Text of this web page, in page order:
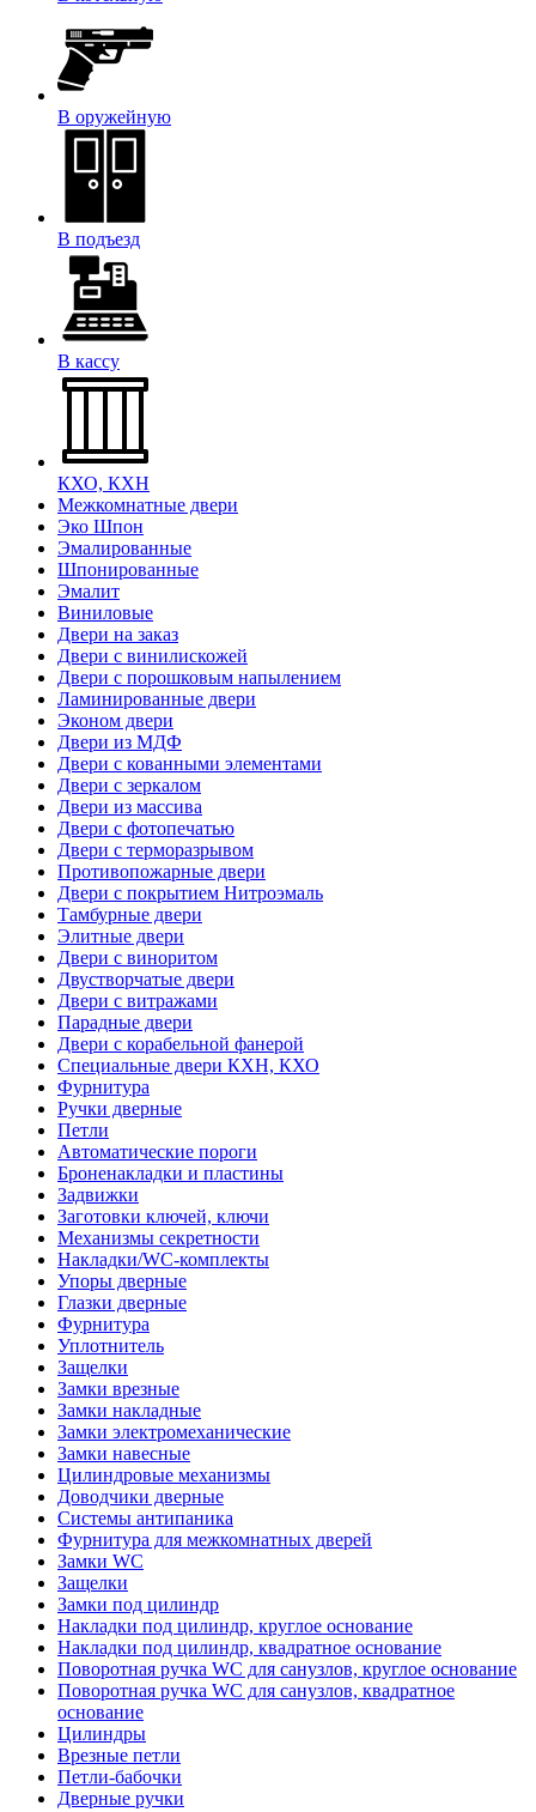
В оружейную
В подъезд
В кассу
КХО, КХН
Межкомнатные двери
Эко Шпон
Эмалированные
Шпонированные
Эмалит
Виниловые
Двери на заказ
Двери с винилискожей
Двери с порошковым напылением
Ламинированные двери
Эконом двери
Двери из МДФ
Двери с кованными элементами
Двери с зеркалом
Двери из массива
Двери с фотопечатью
Двери с терморазрывом
Противопожарные двери
Двери с покрытием Нитроэмаль
Тамбурные двери
Элитные двери
Двери с виноритом
Двустворчатые двери
Двери с витражами
Парадные двери
Двери с корабельной фанерой
Специальные двери КХН, КХО
Фурнитура
Ручки дверные
Петли
Автоматические пороги
Броненакладки и пластины
Задвижки
Заготовки ключей, ключи
Механизмы секретности
Накладки/WC-комплекты
Упоры дверные
Глазки дверные
Фурнитура
Уплотнитель
Защелки
Замки врезные
Замки накладные
Замки электромеханические
Замки навесные
Цилиндровые механизмы
Доводчики дверные
Системы антипаника
Фурнитура для межкомнатных дверей
Замки WC
Защелки
Замки под цилиндр
Накладки под цилиндр, круглое основание
Накладки под цилиндр, квадратное основание
Поворотная ручка WC для санузлов, круглое основание
Поворотная ручка WC для санузлов, квадратное
основание
Цилиндры
Врезные петли
Петли-бабочки
Дверные ручки